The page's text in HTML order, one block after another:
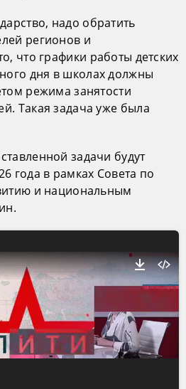
надо обратить
регионов и
что графики работы детских
дня в школах должны
режима занятости
Такая задача уже была
задачи будут
года в рамках Совета по
и национальным